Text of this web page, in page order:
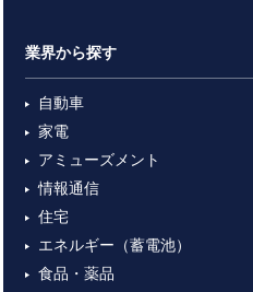
業界から探す
自動車
家電
アミューズメント
情報通信
住宅
エネルギー（蓄電池）
食品・薬品